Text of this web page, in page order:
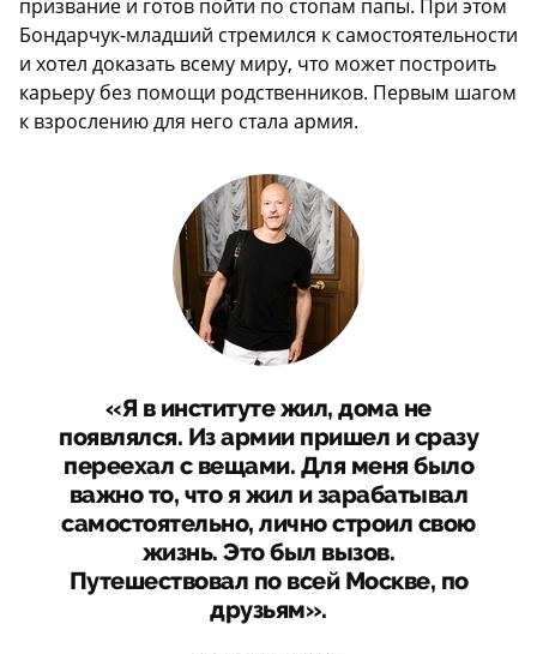
призвание и готов пойти по стопам папы. При этом
Бондарчук-младший стремился к самостоятельности
и хотел доказать всему миру, что может построить
карьеру без помощи родственников. Первым шагом
к взрослению для него стала армия.
«Я в институте жил, дома не
появлялся. Из армии пришел и сразу
переехал с вещами. Для меня было
важно то, что я жил и зарабатывал
самостоятельно, лично строил свою
жизнь. Это был вызов.
Путешествовал по всей Москве, по
друзьям».